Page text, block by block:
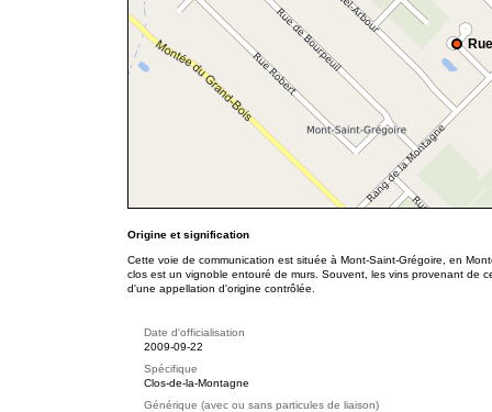
Origine et signification
Cette voie de communication est située à Mont-Saint-Grégoire, en
clos est un vignoble entouré de murs. Souvent, les vins provenant de
d'une appellation d'origine contrôlée.
Date d'officialisation
2009-09-22
Spécifique
Clos-de-la-Montagne
Générique (avec ou sans particules de liaison)